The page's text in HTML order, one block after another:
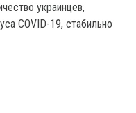
украинцев,
COVID-19, стабильно